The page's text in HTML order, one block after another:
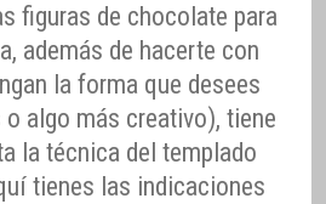
figuras de chocolate para
además de hacerte con
la forma que desees
algo más creativo), tiene
la técnica del templado
tienes las indicaciones